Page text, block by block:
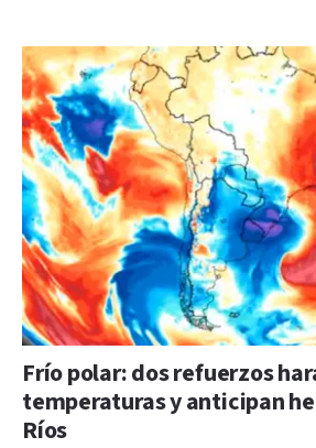
Frío polar: dos refuerzos
temperaturas y anticipan
Ríos